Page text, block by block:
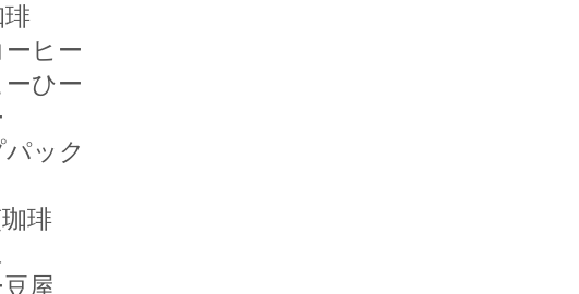
ヒー
ひー
パック
琲
屋